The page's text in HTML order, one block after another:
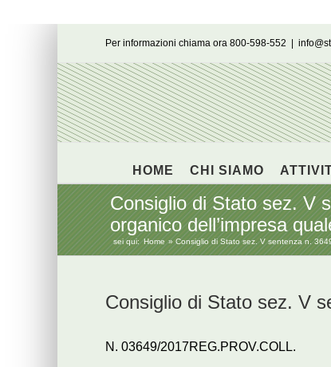
Per informazioni chiama ora 800-598-552
HOME CHI SIAMO
Consiglio di Stato sez. V
organico dell’impresa
sei qui: Home Consiglio di Stato sez. V sentenza n.
Consiglio di Stato sez. V
N. 03649/2017REG.PROV.COLL.